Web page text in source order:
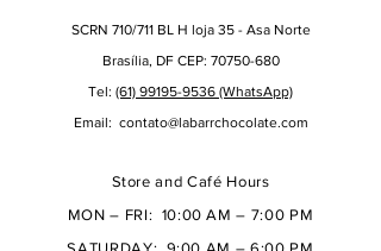
SCRN 710/711 BL H loja 35 - Asa Norte
Brasília, DF CEP: 70750-680
Tel: (61) 99195-9536 (WhatsApp)
Email: contato@labarrchocolate.com
Store and Café Hours
MON – FRI: 10:00 AM – 7:00 PM